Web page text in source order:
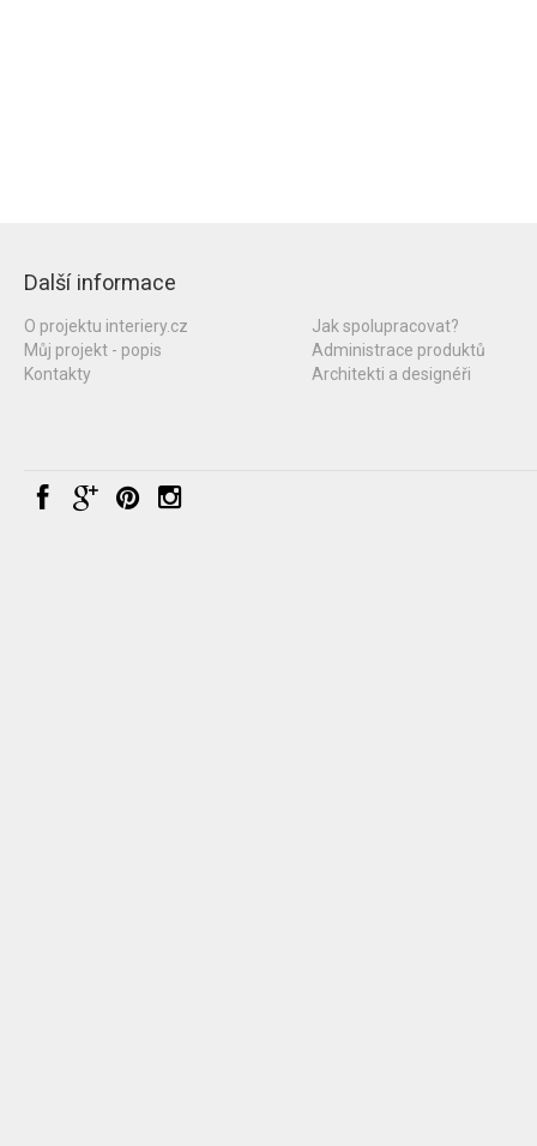
Další informace
O projektu interiery.cz
Můj projekt - popis
Kontakty
Jak spolupracovat?
Administrace produktů
Architekti a designéři